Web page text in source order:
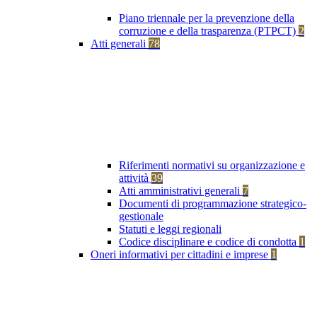
Piano triennale per la prevenzione della
corruzione e della trasparenza (PTPCT) 2
Atti generali 78
Riferimenti normativi su organizzazione e
attività 39
Atti amministrativi generali 7
Documenti di programmazione strategico-
gestionale
Statuti e leggi regionali
Codice disciplinare e codice di condotta 1
Oneri informativi per cittadini e imprese 1